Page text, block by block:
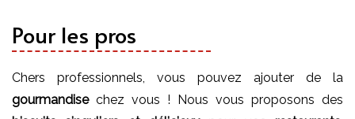
Pour les pros
Chers professionnels, vous pouvez ajouter de la
gourmandisechez vous ! Nous vous proposons des